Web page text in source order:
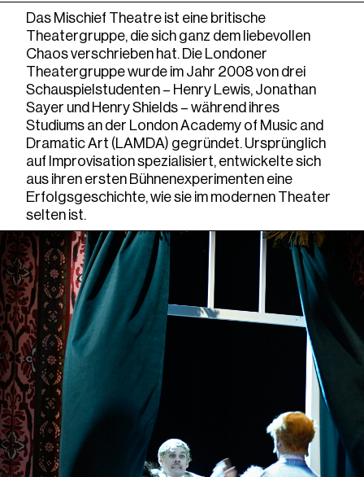
Das Mischief Theatre ist eine britische
Theatergruppe, die sich ganz dem liebevollen
Chaos verschrieben hat. Die Londoner
Theatergruppe wurde im Jahr 2008 von drei
Schauspielstudenten – Henry Lewis, Jonathan
Sayer und Henry Shields – während ihres
Studiums an der London Academy of Music and
Dramatic Art (LAMDA) gegründet. Ursprünglich
auf Improvisation spezialisiert, entwickelte sich
aus ihren ersten Bühnenexperimenten eine
Erfolgsgeschichte, wie sie im modernen Theater
selten ist.